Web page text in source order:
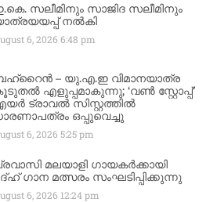
സലീമിനും സാജിദ സലീമിനും
നൽകി
6, 20266:48 pm
– യു.എ.ഇ വിമാനയാത്ര
എളുപ്പമാകുന്നു; ‘വൺ സ്റ്റോപ്പ്’
ട്രാവൽ സിസ്റ്റത്തിൽ
ഒപ്പുവെച്ചു
6, 20265:25 pm
മലയാളി ഗായകർക്കായി
ഗാന മത്സരം സംഘടിപ്പിക്കുന്നു
6, 2026 12:24 pm